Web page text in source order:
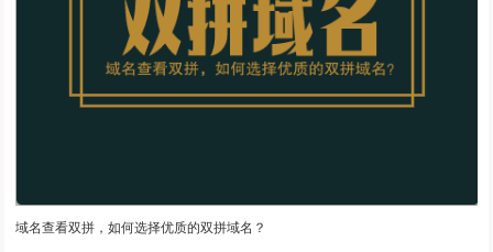
域名查看双拼，如何选择优质的双拼域名？